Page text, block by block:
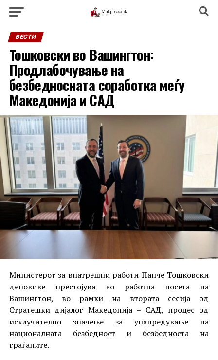
ВЕСТИ
Тошковски во Вашингтон:
Продлабочување на
безбедносната соработка меѓу
Македонија и САД
Министерот за внатрешни работи Панче Тошковски
деновиве престојува во работна посета на
Вашингтон, во рамки на втората сесија од
Стратешки дијалог Македонија – САД, процес од
исклучително значење за унапредување на
националната безбедност и безбедноста на
граѓаните.